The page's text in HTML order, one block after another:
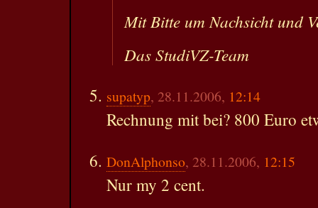
Mit Bitte um Nachsicht und
Das StudiVZ-Team
supatyp, 28.11.2006, 12:14
Rechnung mit bei? 800 Euro
DonAlphonso, 28.11.2006, 12:15
Nur my 2 cent.